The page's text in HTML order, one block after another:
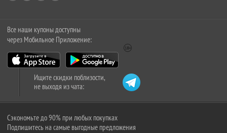
Все наши купоны доступны
через Мобильное Приложение:
Ищите скидки поблизости,
не выходя из чата:
Сэкономьте до 90% при любых покупках
Подпишитесь на самые выгодные предложения